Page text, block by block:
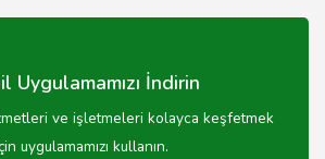
Uygulamamızı İndirin
ve işletmeleri kolayca keşfetmek
uygulamamızı kullanın.